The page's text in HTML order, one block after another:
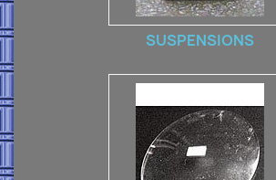
SUSPENSIONS